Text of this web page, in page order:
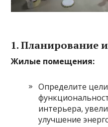
1. Планирование
Жилые помещения:
Определите
интерьера,
улучшение